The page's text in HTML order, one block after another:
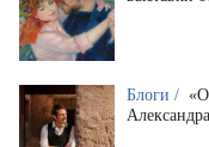
Блоги /